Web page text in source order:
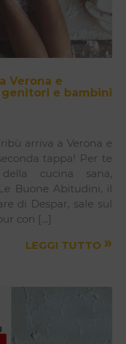
Verona e
e bambini
arriva a Verona e
tappa! Per te
cucina sana,
Buone Abitudini, il
di Despar, sale sul
con […]
LEGGI TUTTO »